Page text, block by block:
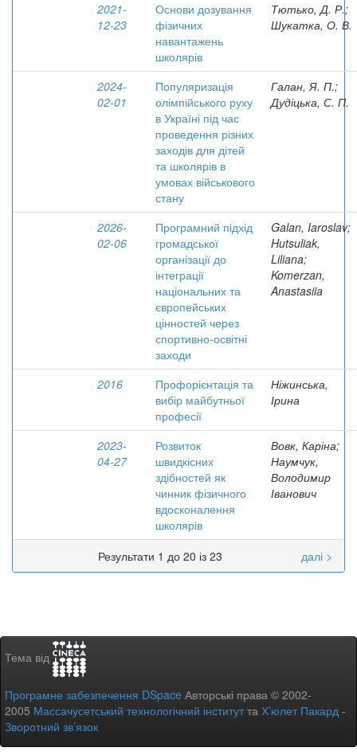
2021-
12-23
Основи дозування
фізичних
навантажень
школярів
Тютько, Д. Р.;
Шукатка, О. В.
2024-
02-01
Популяризація
олімпійського руху
в Україні під час
проведення різних
заходів для дітей
та школярів в
умовах військового
стану
Галан, Я. П.;
Дудіцька, С. П.
2026-
02-06
Програмний підхід
громадської
організації до
інтеграції
національних та
європейських
цінностей через
спортивно-освітні
заходи
Galan, Iaroslav;
Hutsuliak,
Liliana;
Komerzan,
Anastasiia
2016
Профорієнтація та
вибір майбутньої
професії
Ніжинська,
Ірина
2023-
04-27
Розвиток
швидкісних
здібностей як
чинник фізичного
вдосконалення
школярів
Вовк, Каріна;
Наумчук,
Володимир
Іванович
Результати 1 до 20 із 23 далі >
Тема від
Програмне забезпечення DSpace Авторські права © 2002-
2005 Массачусетський технологічний інститутта Х’юлет Пакард -
Зворотний зв’язок